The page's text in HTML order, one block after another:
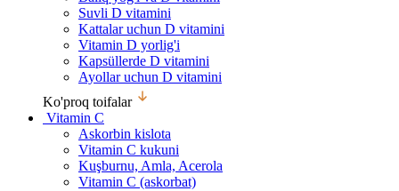
Suvli D vitamini
Kattalar uchun D vitamini
Vitamin D yorlig'i
Kapsüllerde D vitamini
Ayollar uchun D vitamini
Ko'proq toifalar
Vitamin C
Askorbin kislota
Vitamin C kukuni
Kuşburnu, Amla, Acerola
Vitamin C (askorbat)